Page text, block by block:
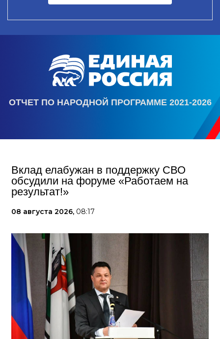
ОТЧЕТ ПО НАРОДНОЙ ПРОГРАММЕ 2021-2026
Вклад елабужан в поддержку СВО
обсудили на форуме «Работаем на
результат!»
08 августа 2026, 08:17